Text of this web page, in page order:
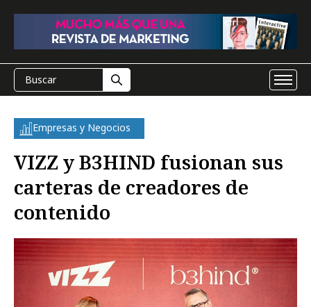
Empresas y Negocios
VIZZ y B3HIND fusionan sus
carteras de creadores de
contenido